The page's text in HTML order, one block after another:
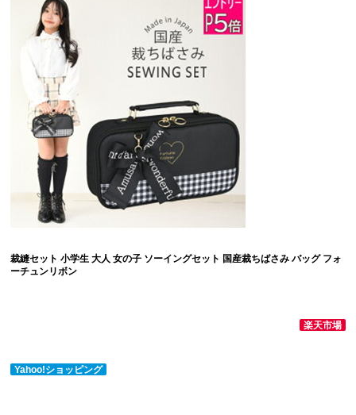
裁縫セット 小学生 大人 女の子 ソーイングセット 国産裁ちばさみ バッグ フォ
ーチュンリボン
楽天市場
Yahoo!ショッピング